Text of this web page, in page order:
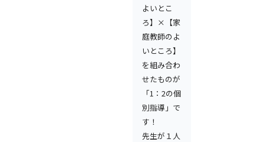
よいとこ
ろ】×【家
庭教師のよ
いところ】
を組み合わ
せたものが
「1：2の個
別指導」で
す！
先生が１人